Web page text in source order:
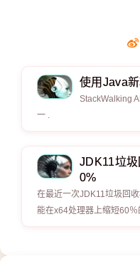
使用Java
StackWalking
一 .
JDK11垃
0%
在最近一次JDK11垃圾回
能在x64处理器上缩短60％